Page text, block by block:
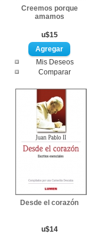
Creemos porque
amamos
u$15
Mis Deseos
Comparar
Desde el corazón
u$14